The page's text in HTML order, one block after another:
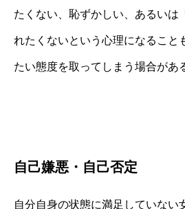
たくない、恥ずかしい、あるいは
れたくないという心理になること
たい態度を取ってしまう場合があ
自己嫌悪・自己否定
自分自身の状態に満足していない